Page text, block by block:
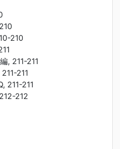
210
, 211-211
211
211-211
212